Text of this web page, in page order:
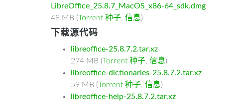
LibreOffice_25.8.7_MacOS_x86-64_sdk.dmg
48 MB (Torrent 种子, 信息)
下载源代码
libreoffice-25.8.7.2.tar.xz
274 MB (Torrent 种子, 信息)
libreoffice-dictionaries-25.8.7.2.tar.xz
59 MB (Torrent 种子, 信息)
libreoffice-help-25.8.7.2.tar.xz